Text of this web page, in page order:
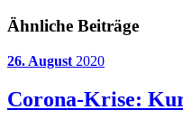
Ähnliche Beiträge
26. August 2020
Corona-Krise: